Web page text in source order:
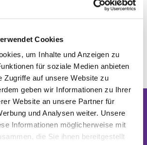
Cookies
um Inhalte und Anzeigen zu
für soziale Medien anbieten
Zugriffe auf unsere Website zu
geben wir Informationen zu Ihrer
Website an unsere Partner für
und Analysen weiter. Unsere
Informationen möglicherweise mit
die Sie ihnen bereitgestellt
Sie auch interessieren